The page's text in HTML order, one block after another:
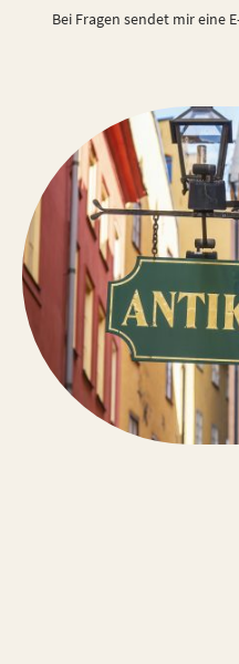
Bei Fragen sendet mir eine